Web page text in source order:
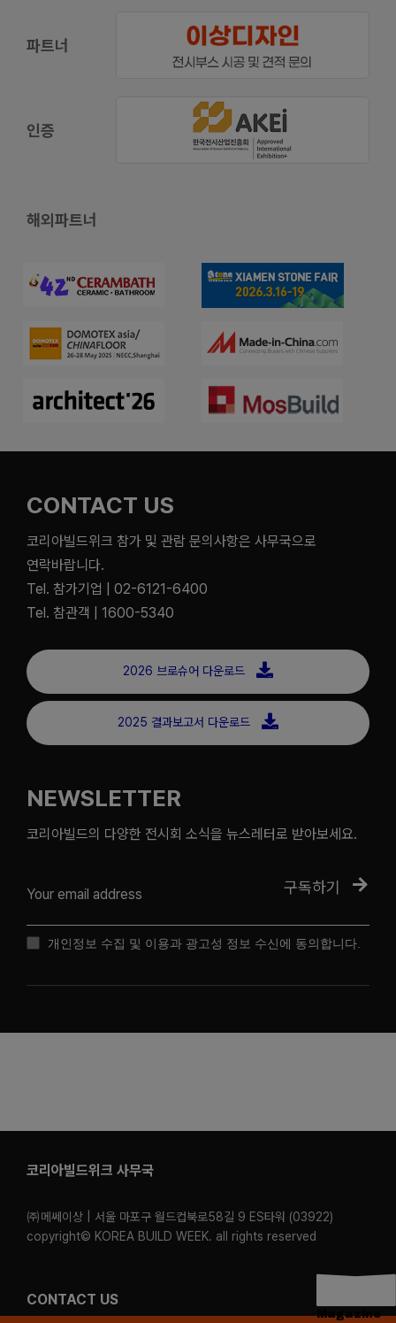
파트너
인증
해외파트너
CONTACT US
코리아빌드위크 참가 및 관람 문의사항은 사무국으로
연락바랍니다.
Tel. 참가기업 | 02-6121-6400
Tel. 참관객 | 1600-5340
2026 브로슈어 다운로드
2025 결과보고서 다운로드
NEWSLETTER
코리아빌드의 다양한 전시회 소식을 뉴스레터로 받아보세요.
구독하기
개인정보 수집 및 이용과 광고성 정보 수신에 동의합니다.
코리아빌드위크 사무국
㈜메쎄이상 | 서울 마포구 월드컵북로58길 9 ES타워 (03922)
copyright© KOREA BUILD WEEK. all rights reserved
CONTACT US
Magazine